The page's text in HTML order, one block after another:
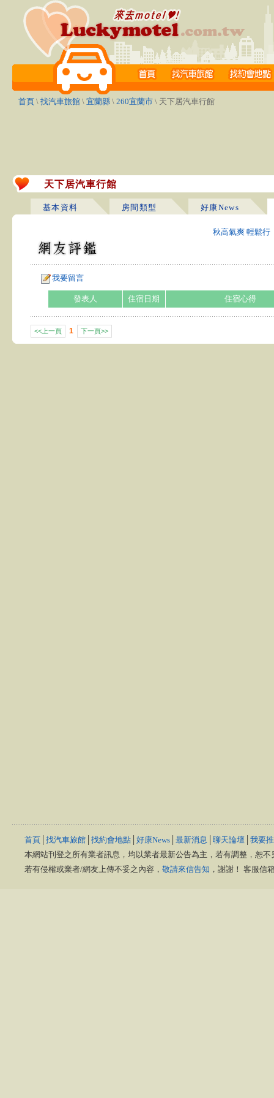
首頁 \ 找汽車旅館 \ 宜蘭縣 \ 260宜蘭市 \ 天下居汽車行館
天下居汽車行館
基本資料 房間類型 好康News
秋高氣爽 輕鬆行
我要留言
發表人 住宿日期 住宿心得
<<上一頁 1 下一頁>>
首頁 找汽車旅館 找約會地點 好康News 最新消息 聊天論壇 我要
本網站刊登之所有業者訊息，均以業者最新公告為主，若有調整，恕
若有侵權或業者/網友上傳不妥之內容， 敬請來信告知 ，謝謝！ 客服信